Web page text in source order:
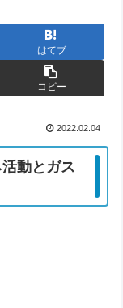
はてブ
コピー
2022.02.04
動とガス